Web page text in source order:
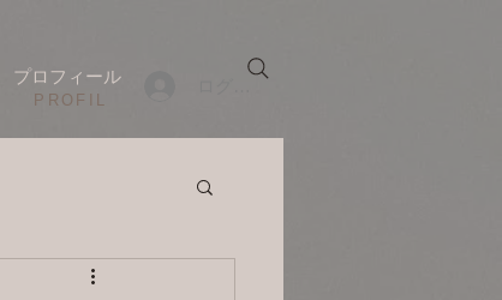
ログイン
プロフィール
​PROFIL